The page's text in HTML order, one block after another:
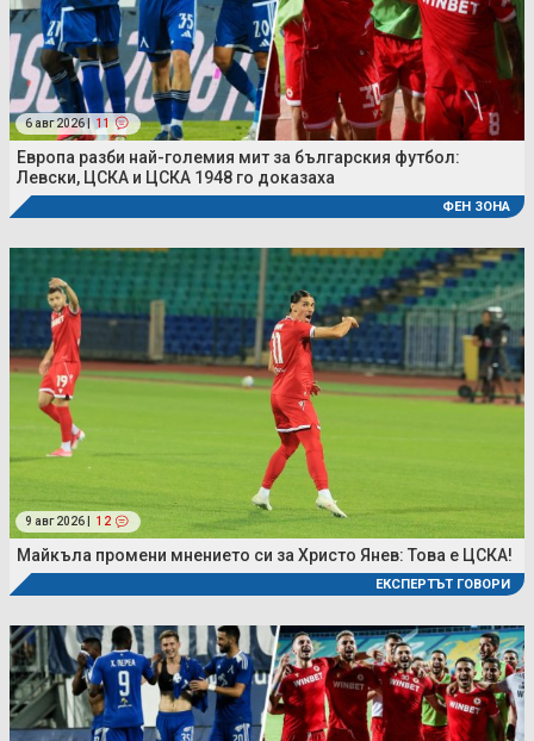
6 авг 2026 | 11
Европа разби най-големия мит за българския футбол:
Левски, ЦСКА и ЦСКА 1948 го доказаха
ФЕН ЗОНА
9 авг 2026 | 12
Майкъла промени мнението си за Христо Янев: Това е ЦСКА!
ЕКСПЕРТЪТ ГОВОРИ